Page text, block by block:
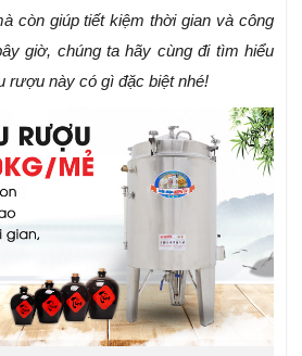
còn giúp tiết kiệm thời gian và công
giờ, chúng ta hãy cùng đi tìm hiểu
rượu này có gì đặc biệt nhé!